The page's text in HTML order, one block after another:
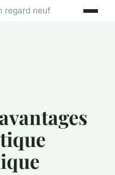
regard neuf